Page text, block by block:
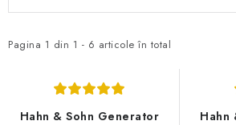
Serviciu
Reclamație Manuale pentru
t
Pagina 1 din 1 - 6 articole în total
e
Hahn & Sohn Generator
Hahn